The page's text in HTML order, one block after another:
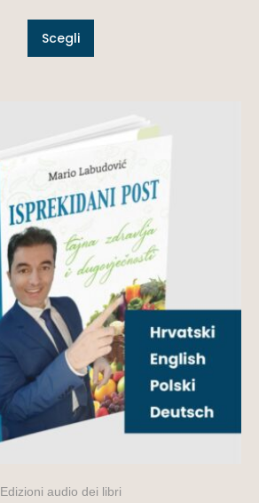
Scegli
Edizioni audio dei libri